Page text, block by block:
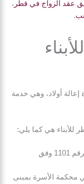
عقد الزواج في قطر ،
.
أولاد، وهي خدمة
هي كما يلي:
تحجز موعداً عبر الاتصال على الرقم 1101 وفق
محكمة الأسرة بمبنى